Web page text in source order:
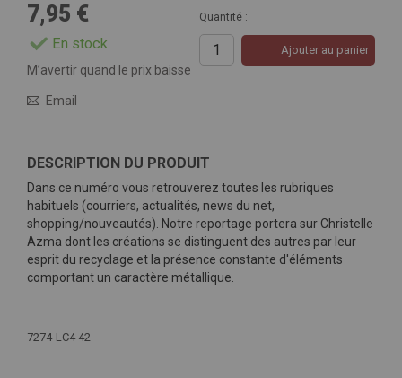
7,95 €
En stock
Quantité :
Ajouter au panier
M’avertir quand le prix baisse
Email
DESCRIPTION DU PRODUIT
Dans ce numéro vous retrouverez toutes les rubriques
habituels (courriers, actualités, news du net,
shopping/nouveautés). Notre reportage portera sur Christelle
Azma dont les créations se distinguent des autres par leur
esprit du recyclage et la présence constante d'éléments
comportant un caractère métallique.
d'infos
7274-LC4 42